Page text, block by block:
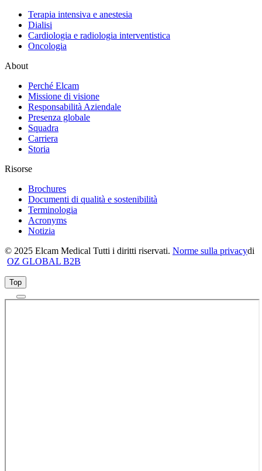
Terapia intensiva e anestesia
Dialisi
Cardiologia e radiologia interventistica
Oncologia
About
Perché Elcam
Missione di visione
Responsabilità Aziendale
Presenza globale
Squadra
Carriera
Storia
Risorse
Brochures
Documenti di qualità e sostenibilità
Terminologia
Acronyms
Notizia
© 2025 Elcam Medical Tutti i diritti riservati. Norme sulla privacydi
OZ GLOBAL B2B
Top